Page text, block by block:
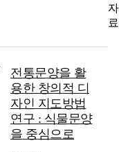
전통문양을 활
용한 창의적 디
자인 지도방법
연구 : 식물문양
을 중심으로
자
료